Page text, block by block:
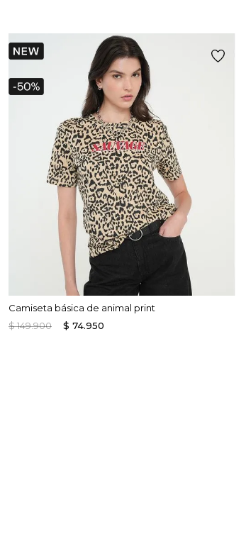
Camiseta básica de animal print
$149.900 $ 74.950